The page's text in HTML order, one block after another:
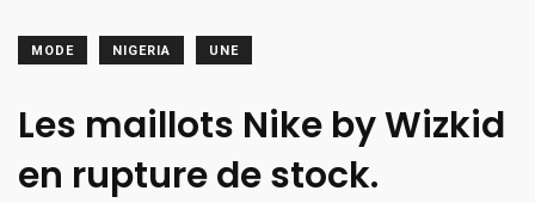
MODE NIGERIA UNE
Les maillots Nike by Wizkid
en rupture de stock.